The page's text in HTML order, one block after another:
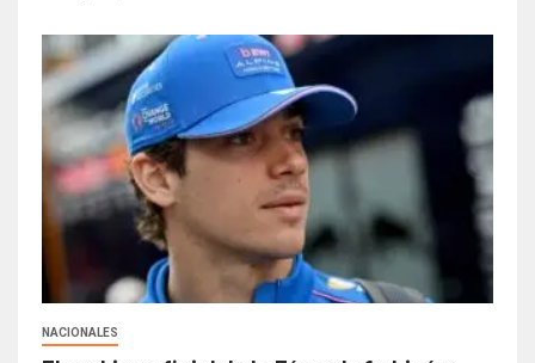
NACIONALES